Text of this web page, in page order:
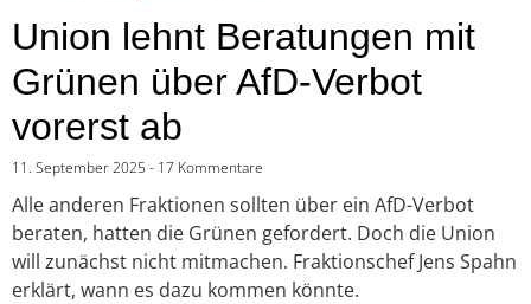
Union lehnt Beratungen mit
Grünen über AfD-Verbot
vorerst ab
11. September 2025 17 Kommentare
Alle anderen Fraktionen sollten über ein AfD-Verbot
beraten, hatten die Grünen gefordert. Doch die Union
will zunächst nicht mitmachen. Fraktionschef Jens Spahn
erklärt, wann es dazu kommen könnte.